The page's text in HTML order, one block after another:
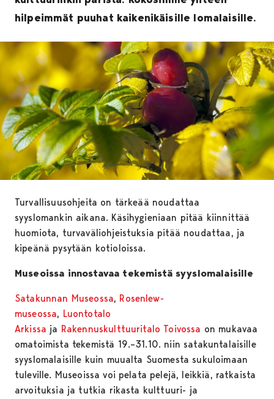
hilpeimmät puuhat kaikenikäisille lomalaisille.
Turvallisuusohjeita on tärkeää noudattaa
syyslomankin aikana. Käsihygieniaan pitää kiinnittää
huomiota, turvaväliohjeistuksia pitää noudattaa, ja
kipeänä pysytään kotioloissa.
Museoissa innostavaa tekemistä syyslomalaisille
Satakunnan Museossa, Rosenlew-
museossa, Luontotalo
Arkissa ja Rakennuskulttuuritalo Toivossa on mukavaa
omatoimista tekemistä 19.–31.10. niin satakuntalaisille
syyslomalaisille kuin muualta Suomesta sukuloimaan
tuleville. Museoissa voi pelata pelejä, leikkiä, ratkaista
arvoituksia ja tutkia rikasta kulttuuri- ja